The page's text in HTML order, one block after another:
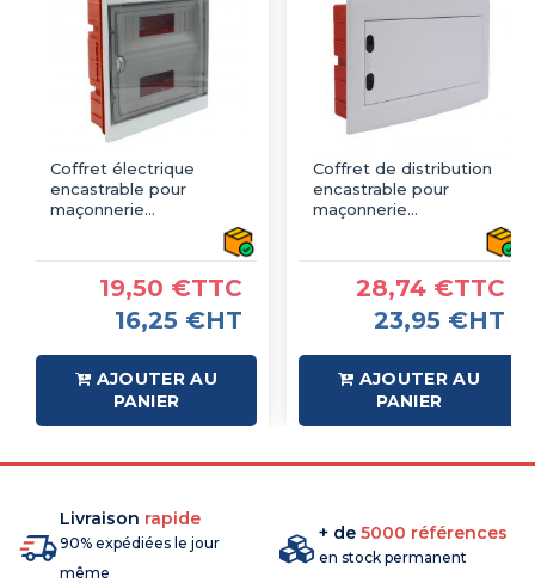
Coffret électrique
encastrable pour
maçonnerie
350x310x90mm IP40 -
2 rangée de 12 modules
19,50 €TTC
16,25 €HT
AJOUTER AU
PANIER
Coffret de distribution
encastrable pour
maçonnerie
273x440x85mm IP40 -
1 rangée de 18 modules
28,74 €TTC
23,95 €HT
AJOUTER AU
PANIER
Livraison rapide
90% expédiées le jour
même
+ de 5000 références
en stock permanent